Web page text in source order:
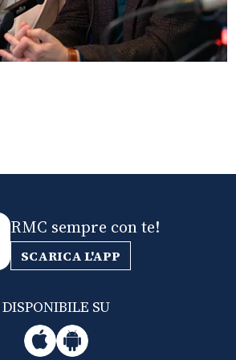
RMC sempre con te!
SCARICA L'APP
DISPONIBILE SU